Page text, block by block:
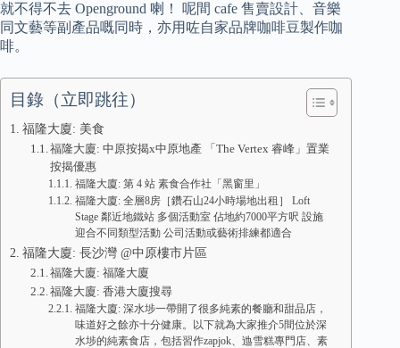
就不得不去 Openground 喇！ 呢間 cafe 售賣設計、音樂
同文藝等副產品嘅同時，亦用咗自家品牌咖啡豆製作咖
啡。
目錄（立即跳往）
福隆大廈: 美食
福隆大廈: 中原按揭x中原地產 「The Vertex 睿峰」置業
按揭優惠
福隆大廈: 第 4 站 素食合作社「黑窗里」
福隆大廈: 全層8房［鑽石山24小時場地出租］ Loft
Stage 鄰近地鐵站 多個活動室 佔地約7000平方呎 設施
迎合不同類型活動 公司活動或藝術排練都適合
福隆大廈: 長沙灣 @中原樓市片區
福隆大廈: 福隆大廈
福隆大廈: 香港大廈搜尋
福隆大廈: 深水埗一帶開了很多純素的餐廳和甜品店，
味道好之餘亦十分健康。以下就為大家推介5間位於深
水埗的純素食店，包括習作zapjok、迆雪糕專門店、素